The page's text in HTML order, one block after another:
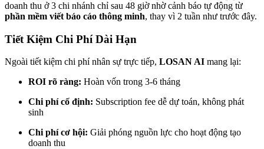
doanh thu ở 3 chi nhánh chỉ sau 48 giờ nhờ cảnh báo tự động từ
phần mềm viết báo cáo thông minh, thay vì 2 tuần như trước đây.
Tiết Kiệm Chi Phí Dài Hạn
Ngoài tiết kiệm chi phí nhân sự trực tiếp, LOSAN AI mang lại:
ROI rõ ràng: Hoàn vốn trong 3-6 tháng
Chi phí cố định: Subscription fee dễ dự toán, không phát
sinh
Chi phí cơ hội: Giải phóng nguồn lực cho hoạt động tạo
doanh thu